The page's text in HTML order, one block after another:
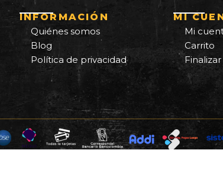
INFORMACIÓN
Quiénes somos
Blog
Política de privacidad
MI
Mi
Carrito